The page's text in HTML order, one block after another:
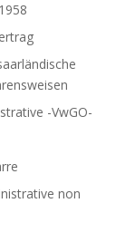
-VwGO-
non